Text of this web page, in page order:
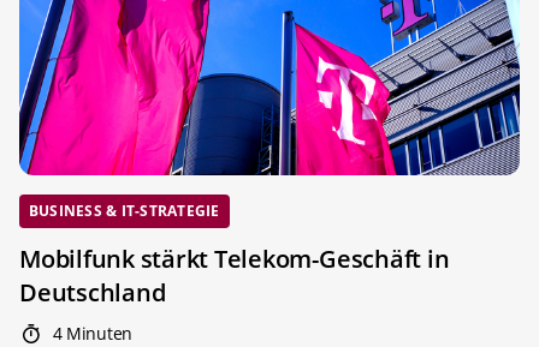
BUSINESS & IT-STRATEGIE
Mobilfunk stärkt Telekom-Geschäft in
Deutschland
4 Minuten